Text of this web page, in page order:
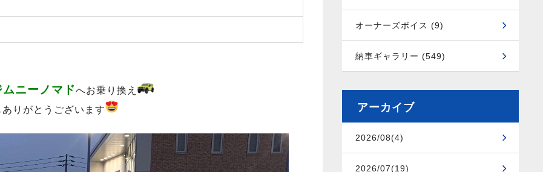
ムニーノマドへお乗り換え
ありがとうございます
オーナーズボイス (9)
納車ギャラリー (549)
アーカイブ
2026/08(4)
2026/07(19)